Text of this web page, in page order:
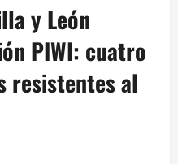
y León
PIWI: cuatro
resistentes al